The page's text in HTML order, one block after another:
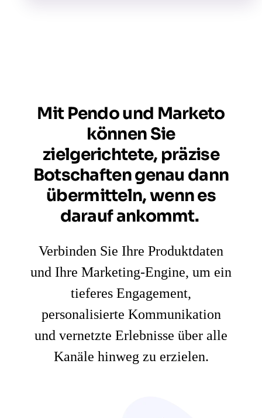
Mit Pendo und Marketo
können Sie
zielgerichtete, präzise
Botschaften genau dann
übermitteln, wenn es
darauf ankommt.
Verbinden Sie Ihre Produktdaten
und Ihre Marketing-Engine, um ein
tieferes Engagement,
personalisierte Kommunikation
und vernetzte Erlebnisse über alle
Kanäle hinweg zu erzielen.